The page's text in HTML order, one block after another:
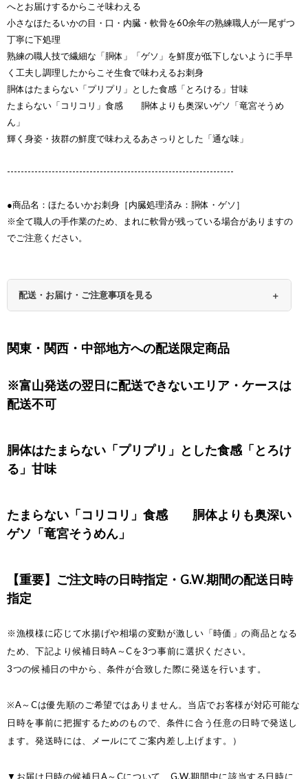
へとお届けするからこそ味わえる
小さなほたるいかの目・口・内臓・軟骨を60余年の熟練職人が一尾ずつ
丁寧に下処理
熟練の職人技で繊細な「胴体」「ゲソ」を鮮度が低下しないように手早
く工夫し調理したからこそ生食で味わえるお刺身
胴体はたまらない「プリプリ」とした食感「とろける」甘味
たまらない「コリコリ」食感 胴体よりも奥深いゲソ「竜宮そうめ
ん」
輝く身姿・抜群の鮮度で味わえるあさっりとした「通な味」
------------------------------------------------------------------
●商品名：ほたるいかお刺身［内臓処理済み：胴体・ゲソ］
※全て職人の手作業のため、まれに軟骨が残っている場合がありますの
でご注意ください。
配送・お届け・ご注意事項を見る
関東・関西・中部地方への配送限定商品
※富山発送の翌日に配送できないエリア・ケースは
配送不可
胴体はたまらない「プリプリ」とした食感「とろけ
る」甘味
たまらない「コリコリ」食感 胴体よりも奥深い
ゲソ「竜宮そうめん」
【重要】ご注文時の日時指定・G.W.期間の配送日時
指定
※漁模様に応じて水揚げや相場の変動が激しい「時価」の商品となる
ため、下記より候補日時A～Cを3つ事前に選択ください。
3つの候補日の中から、条件が合致した際に発送を行います。
※A～Cは優先順のご希望ではありません。当店でお客様が対応可能な
日時を事前に把握するためのもので、条件に合う任意の日時で発送し
ます。発送時には、メールにてご案内差し上げます。）
▼お届け日時の候補日A～Cについて、G.W.期間中に該当する日時に